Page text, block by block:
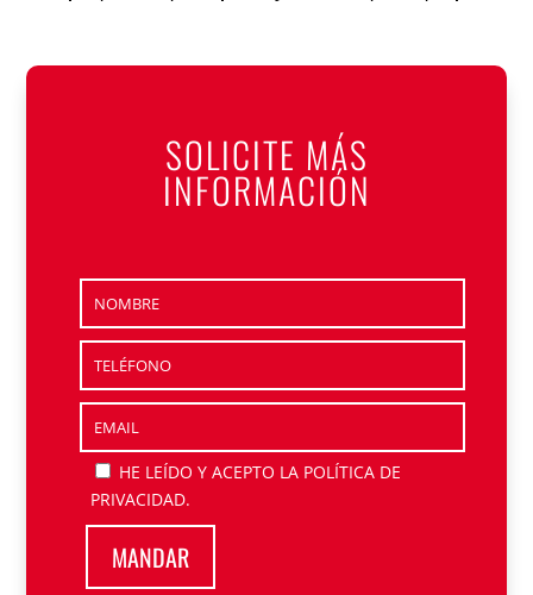
SOLICITE MÁS
INFORMACIÓN
HE LEÍDO Y ACEPTO LA POLÍTICA DE
PRIVACIDAD.